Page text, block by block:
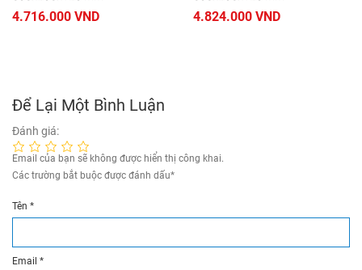
4.716.000 VND 4.824.000 VND
Để Lại Một Bình Luận
Đánh giá:
Email của bạn sẽ không được hiển thị công khai.
Các trường bắt buộc được đánh dấu*
Tên *
Email *